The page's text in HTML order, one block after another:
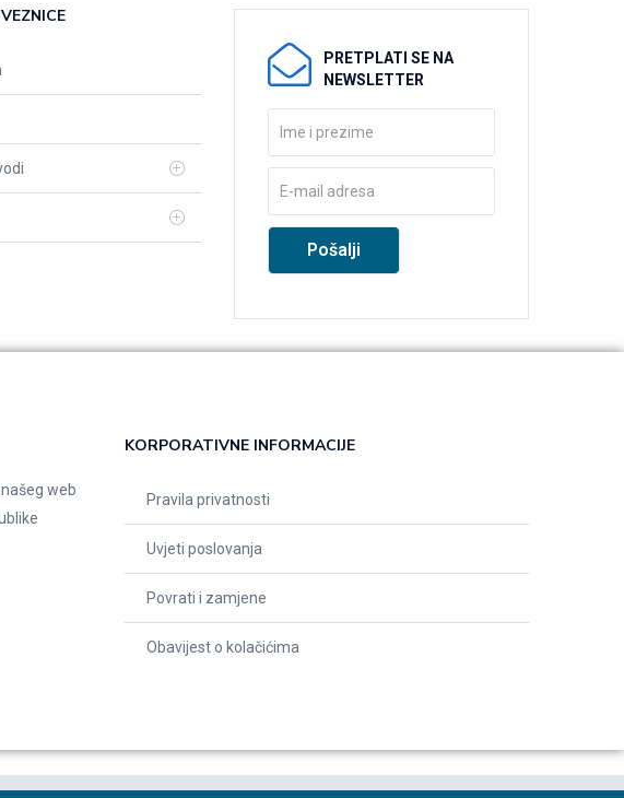
PRETPLATI SE NA
NEWSLETTER
web
KORPORATIVNE INFORMACIJE
Pravila privatnosti
Uvjeti poslovanja
Povrati i zamjene
Obavijest o kolačićima